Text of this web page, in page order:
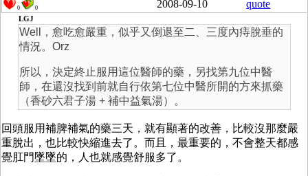
0 0 2008-09-10 quote
LGJ
Well，愈吃愈嚴重，似乎又倒退至二、三度內痔脫垂的
情況。Orz
所以，決定終止服用這位醫師的藥，另找第九位中醫
師，在還沒找到前就自行依第七位中醫所開的方來抓藥
（香砂六君子湯 + 補中益氣湯）。
回頭服用補脾補氣的藥三天，就有顯著的改善，比較沒那麼嚴
重脫出，也比較快縮進去了。而且，最重要的，不會整天都感
覺肛門墜墜的，人也就感覺舒服多了。